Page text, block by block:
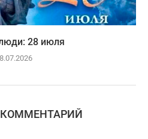
28 июля
КОММЕНТАРИЙ